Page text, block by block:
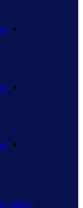
دسته